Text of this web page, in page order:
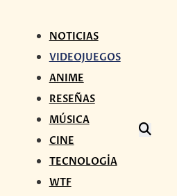
NOTICIAS
VIDEOJUEGOS
ANIME
RESEÑAS
MÚSICA
CINE
TECNOLOGÍA
WTF